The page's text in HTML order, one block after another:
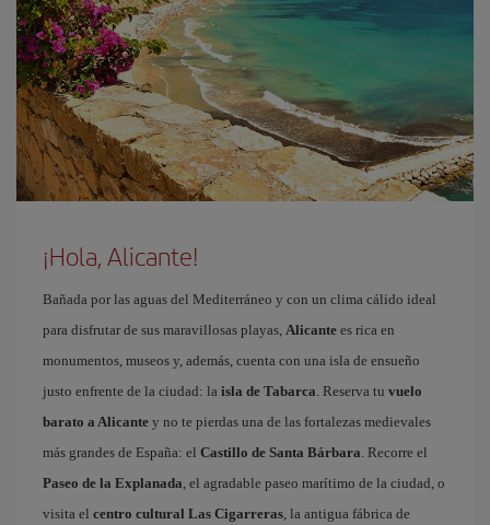
¡Hola, Alicante!
Bañada por las aguas del Mediterráneo y con un clima cálido ideal
para disfrutar de sus maravillosas playas, Alicante es rica en
monumentos, museos y, además, cuenta con una isla de ensueño
justo enfrente de la ciudad: la isla de Tabarca. Reserva tu vuelo
barato a Alicante y no te pierdas una de las fortalezas medievales
más grandes de España: el Castillo de Santa Bárbara. Recorre el
Paseo de la Explanada, el agradable paseo marítimo de la ciudad, o
visita el centro cultural Las Cigarreras, la antigua fábrica de